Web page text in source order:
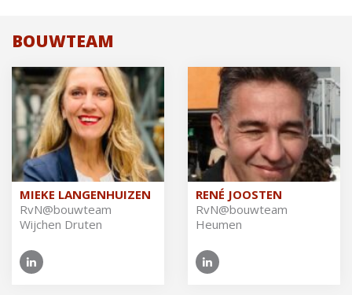
BOUWTEAM
MIEKE LANGENHUIZEN
RvN@​bouwteam
Wijchen Druten
RENÉ JOOSTEN
RvN@​bouwteam
Heumen